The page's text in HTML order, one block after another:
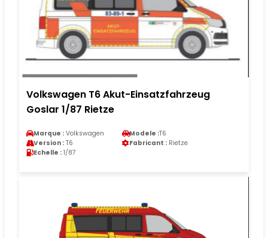
Volkswagen T6 Akut-Einsatzfahrzeug
Goslar 1/87 Rietze
Marque : Volkswagen Modele :T6
Version : T6 Fabricant : Rietze
Echelle : 1/87